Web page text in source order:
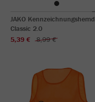
JAKO Kennzeichnungshemd
Classic 2.0
5,39 €
8,99 €